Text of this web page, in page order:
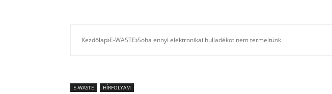
Kezdőlap E-WASTE Soha ennyi elektronikai hulladékot nem termeltünk
E-WASTE HÍRFOLYAM